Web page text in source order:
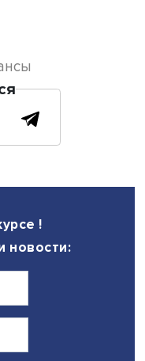
со временем
всего связанных с
страховых
в
нормативов
банков и
действительно
проблем и
развития
шансы на